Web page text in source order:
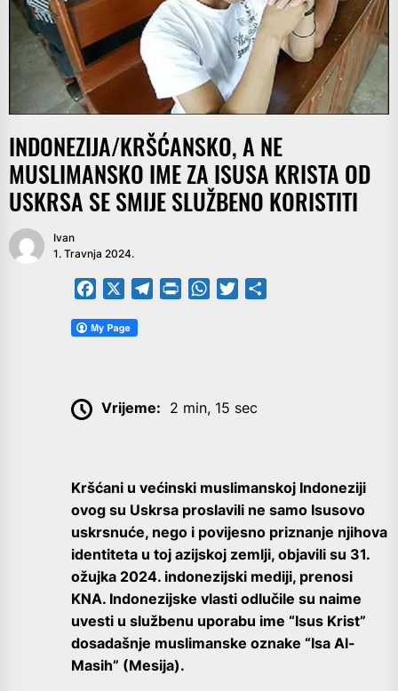
INDONEZIJA/KRŠĆANSKO, A NE
MUSLIMANSKO IME ZA ISUSA KRISTA OD
USKRSA SE SMIJE SLUŽBENO KORISTITI
Ivan
1. Travnja 2024.
Facebook TelegramPrintFriendly
WhatsApp
Twitter
Vrijeme: 2 min, 15 sec
Kršćani u većinski muslimanskoj Indoneziji
ovog su Uskrsa proslavili ne samo Isusovo
uskrsnuće, nego i povijesno priznanje njihova
identiteta u toj azijskoj zemlji, objavili su 31.
ožujka 2024. indonezijski mediji, prenosi
KNA. Indonezijske vlasti odlučile su naime
uvesti u službenu uporabu ime “Isus Krist”
dosadašnje muslimanske oznake “Isa Al-
Masih” (Mesija).